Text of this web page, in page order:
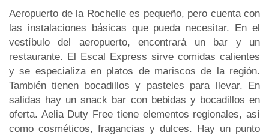
Aeropuerto de la Rochelle es pequeño, pero cuenta con
las instalaciones básicas que pueda necesitar. En el
vestíbulo del aeropuerto, encontrará un bar y un
restaurante. El Escal Express sirve comidas calientes
y se especializa en platos de mariscos de la región.
También tienen bocadillos y pasteles para llevar. En
salidas hay un snack bar con bebidas y bocadillos en
oferta. Aelia Duty Free tiene elementos regionales, así
como cosméticos, fragancias y dulces. Hay un punto